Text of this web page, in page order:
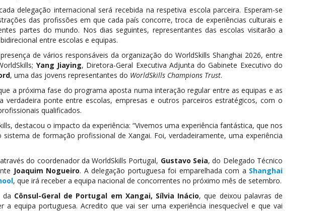
delegação internacional será recebida na respetiva escola parceira. Esperam-se
das profissões em que cada país concorre, troca de experiências culturais e
partes do mundo. Nos dias seguintes, representantes das escolas visitarão a
entre escolas e equipas.
de vários responsáveis da organização do WorldSkills Shanghai 2026, entre
Yang Jiaying, Diretora-Geral Executiva Adjunta do Gabinete Executivo do
, uma das jovens representantes do WorldSkills Champions Trust.
a próxima fase do programa aposta numa interação regular entre as equipas e as
verdadeira ponte entre escolas, empresas e outros parceiros estratégicos, com o
qualificados.
destacou o impacto da experiência: “Vivemos uma experiência fantástica, que nos
de formação profissional de Xangai. Foi, verdadeiramente, uma experiência
do coordenador da WorldSkills Portugal, Gustavo Seia, do Delegado Técnico
Joaquim Nogueiro. A delegação portuguesa foi emparelhada com a Shanghai
, que irá receber a equipa nacional de concorrentes no próximo mês de setembro.
da Cônsul-Geral de Portugal em Xangai, Sílvia Inácio, que deixou palavras de
a equipa portuguesa. Acredito que vai ser uma experiência inesquecível e que vai